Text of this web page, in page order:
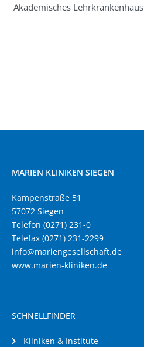
Akademisches Lehrkrankenhaus
MARIEN KLINIKEN SIEGEN
Kampenstraße 51
57072 Siegen
Telefon (0271) 231-0
Telefax (0271) 231-2299
info@mariengesellschaft.de
www.marien-kliniken.de
SCHNELLFINDER
Kliniken & Institute